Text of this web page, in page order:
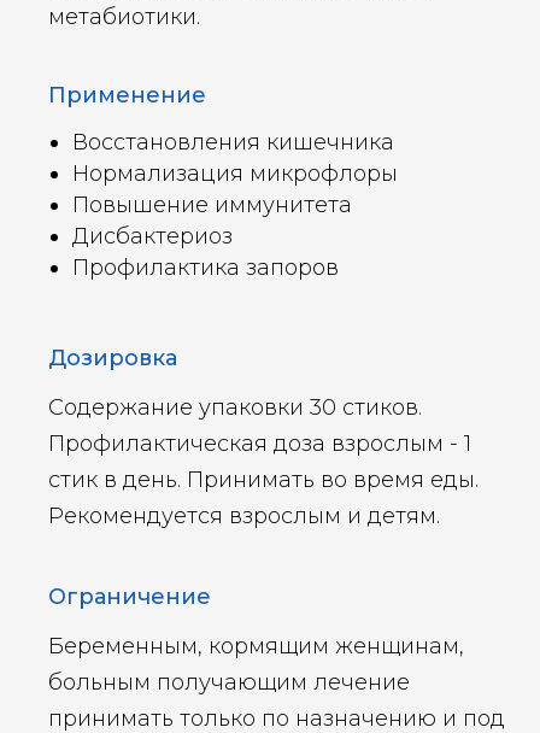
метабиотики.
Применение
Восстановления кишечника
Нормализация микрофлоры
Повышение иммунитета
Дисбактериоз
Профилактика запоров
Дозировка
Содержание упаковки 30 стиков.
Профилактическая доза взрослым - 1
стик в день. Принимать во время еды.
Рекомендуется взрослым и детям.
Ограничение
Беременным, кормящим женщинам,
больным получающим лечение
принимать только по назначению и под